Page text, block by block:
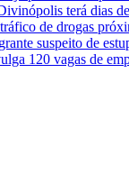
terá dias
de drogas
suspeito de
120 vagas de